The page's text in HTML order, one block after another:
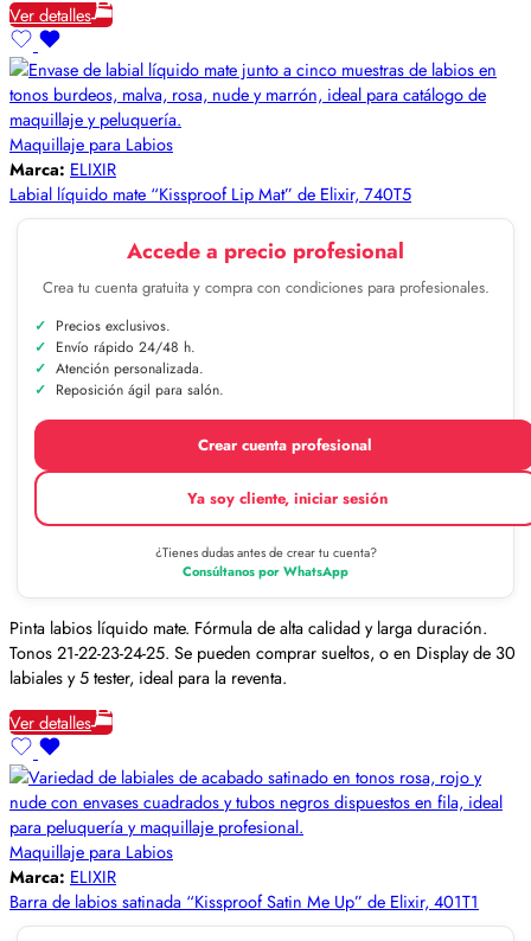
Ver detalles
Maquillaje para Labios
Marca: ELIXIR
Labial líquido mate “Kissproof Lip Mat” de Elixir, 740T5
Accede a precio profesional
Crea tu cuenta gratuita y compra con condiciones para profesionales.
Precios exclusivos.
Envío rápido 24/48 h.
Atención personalizada.
Reposición ágil para salón.
Crear cuenta profesional
Ya soy cliente, iniciar sesión
¿Tienes dudas antes de crear tu cuenta?
Consúltanos por WhatsApp
Pinta labios líquido mate. Fórmula de alta calidad y larga duración.
Tonos 21-22-23-24-25. Se pueden comprar sueltos, o en Display de 30
labiales y 5 tester, ideal para la reventa.
Ver detalles
Maquillaje para Labios
Marca: ELIXIR
Barra de labios satinada “Kissproof Satin Me Up” de Elixir, 401T1